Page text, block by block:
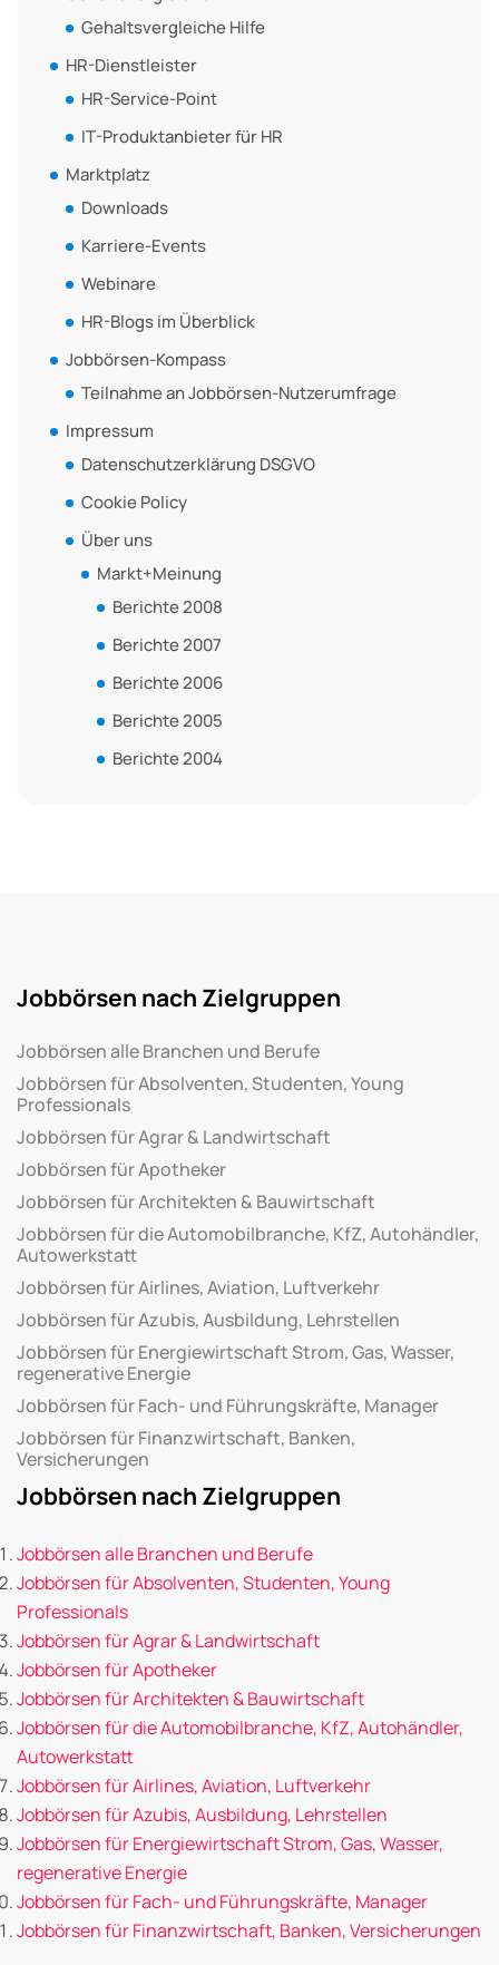
Gehaltsvergleiche Hilfe
HR-Dienstleister
HR-Service-Point
IT-Produktanbieter für HR
Marktplatz
Downloads
Karriere-Events
Webinare
HR-Blogs im Überblick
Jobbörsen-Kompass
Teilnahme an Jobbörsen-Nutzerumfrage
Impressum
Datenschutzerklärung DSGVO
Cookie Policy
Über uns
Markt+Meinung
Berichte 2008
Berichte 2007
Berichte 2006
Berichte 2005
Berichte 2004
Jobbörsen nach Zielgruppen
Jobbörsen alle Branchen und Berufe
Jobbörsen für Absolventen, Studenten, Young
Professionals
Jobbörsen für Agrar & Landwirtschaft
Jobbörsen für Apotheker
Jobbörsen für Architekten & Bauwirtschaft
Jobbörsen für die Automobilbranche, KfZ, Autohändler,
Autowerkstatt
Jobbörsen für Airlines, Aviation, Luftverkehr
Jobbörsen für Azubis, Ausbildung, Lehrstellen
Jobbörsen für Energiewirtschaft Strom, Gas, Wasser,
regenerative Energie
Jobbörsen für Fach- und Führungskräfte, Manager
Jobbörsen für Finanzwirtschaft, Banken,
Versicherungen
Jobbörsen nach Zielgruppen
Jobbörsen alle Branchen und Berufe
Jobbörsen für Absolventen, Studenten, Young
Professionals
Jobbörsen für Agrar & Landwirtschaft
Jobbörsen für Apotheker
Jobbörsen für Architekten & Bauwirtschaft
Jobbörsen für die Automobilbranche, KfZ, Autohändler,
Autowerkstatt
Jobbörsen für Airlines, Aviation, Luftverkehr
Jobbörsen für Azubis, Ausbildung, Lehrstellen
Jobbörsen für Energiewirtschaft Strom, Gas, Wasser,
regenerative Energie
Jobbörsen für Fach- und Führungskräfte, Manager
Jobbörsen für Finanzwirtschaft, Banken, Versicherungen